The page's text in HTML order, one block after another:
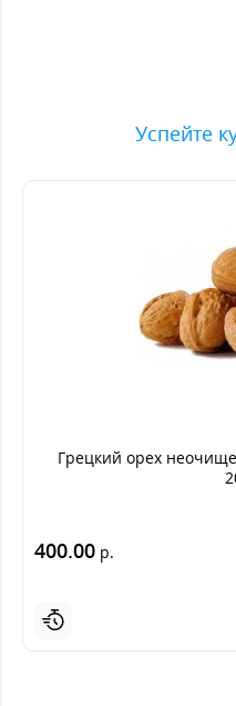
Успейте
Грецкий орех
400.00 р.